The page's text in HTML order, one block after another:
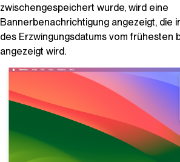
zwischengespeichert wurde, wird eine
Bannerbenachrichtigung angezeigt, die
des Erzwingungsdatums vom frühesten
angezeigt wird.